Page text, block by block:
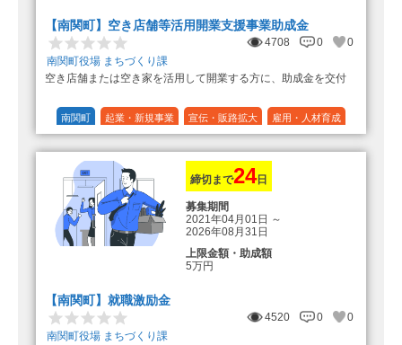
【南関町】空き店舗等活用開業支援事業助成金
4708 0
0
南関町役場 まちづくり課
空き店舗または空き家を活用して開業する方に、助成金を交付
南関町 起業・新規事業 宣伝・販路拡大 雇用・人材育成
1/3 (33%)
締切まで24日
募集期間
2021年04月01日 ～
2026年08月31日
上限金額・助成額
5万円
【南関町】就職激励金
4520 0
0
南関町役場 まちづくり課